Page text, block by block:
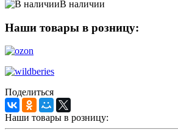
В наличии
Наши товары в розницу:
Поделиться
Наши товары в розницу: